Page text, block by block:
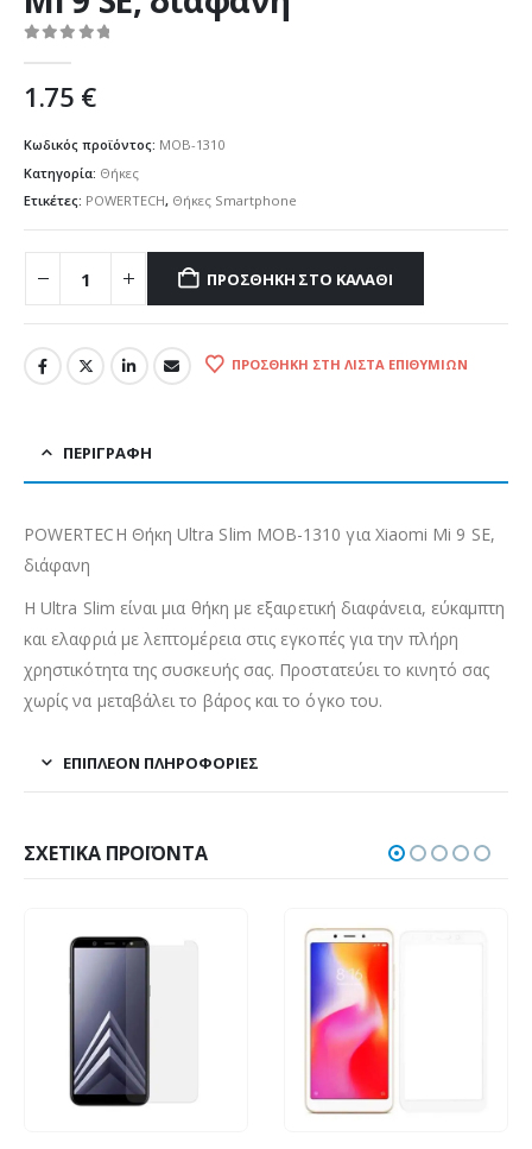
1.75 €
Κωδικός προϊόντος: MOB-1310
Κατηγορία: Θήκες
Ετικέτες: POWERTECH, Θήκες Smartphone
ΠΡΟΣΘΉΚΗ ΣΤΟ ΚΑΛΆΘΙ
ΠΡΟΣΘΉΚΗ ΣΤΗ ΛΊΣΤΑ ΕΠΙΘΥΜΙΏΝ
ΠΕΡΙΓΡΑΦΉ
POWERTECH Θήκη Ultra Slim MOB-1310 για Xiaomi Mi 9 SE,
διάφανη
Η Ultra Slim είναι μια θήκη με εξαιρετική διαφάνεια, εύκαμπτη
και ελαφριά με λεπτομέρεια στις εγκοπές για την πλήρη
χρηστικότητα της συσκευής σας. Προστατεύει το κινητό σας
χωρίς να μεταβάλει το βάρος και το όγκο του.
ΕΠΙΠΛΈΟΝ ΠΛΗΡΟΦΟΡΊΕΣ
ΣΧΕΤΙΚΆ ΠΡΟΪΌΝΤΑ